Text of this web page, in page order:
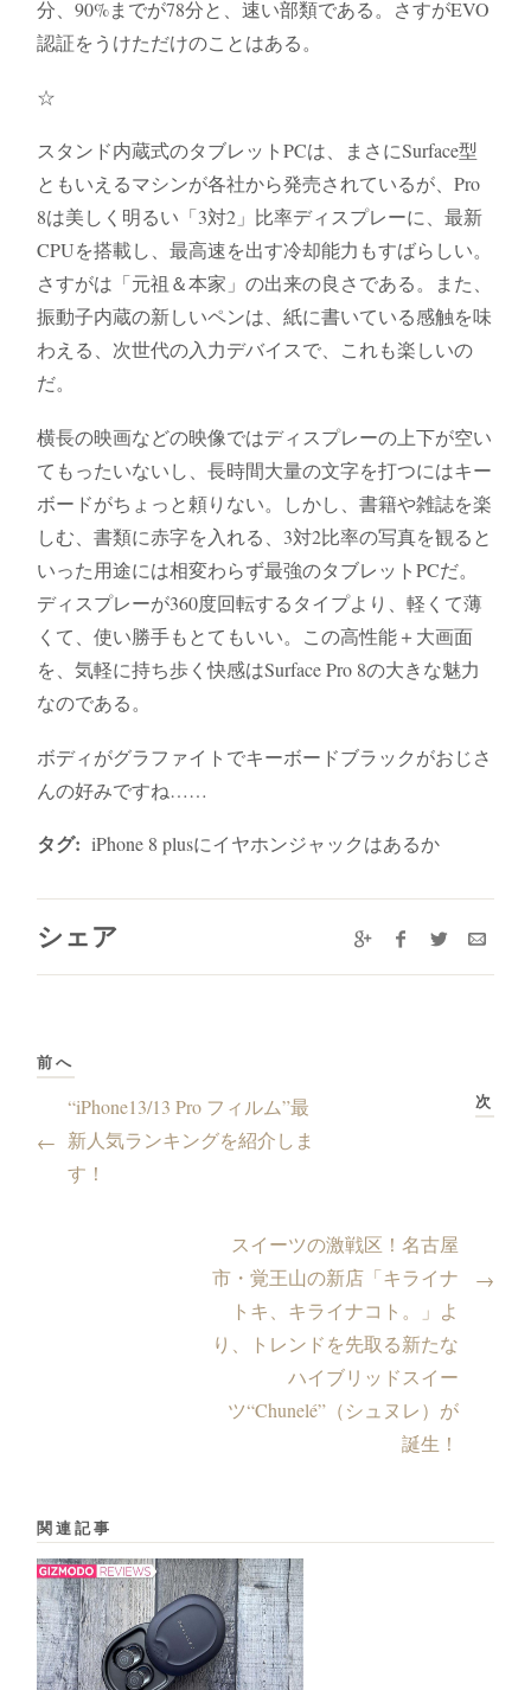
分、90%までが78分と、速い部類である。さすがEVO
認証をうけただけのことはある。
☆
スタンド内蔵式のタブレットPCは、まさにSurface型
ともいえるマシンが各社から発売されているが、Pro
8は美しく明るい「3対2」比率ディスプレーに、最新
CPUを搭載し、最高速を出す冷却能力もすばらしい。
さすがは「元祖＆本家」の出来の良さである。また、
振動子内蔵の新しいペンは、紙に書いている感触を味
わえる、次世代の入力デバイスで、これも楽しいの
だ。
横長の映画などの映像ではディスプレーの上下が空い
てもったいないし、長時間大量の文字を打つにはキー
ボードがちょっと頼りない。しかし、書籍や雑誌を楽
しむ、書類に赤字を入れる、3対2比率の写真を観ると
いった用途には相変わらず最強のタブレットPCだ。
ディスプレーが360度回転するタイプより、軽くて薄
くて、使い勝手もとてもいい。この高性能＋大画面
を、気軽に持ち歩く快感はSurface Pro 8の大きな魅力
なのである。
ボディがグラファイトでキーボードブラックがおじさ
んの好みですね……
タグ: iPhone 8 plusにイヤホンジャックはあるか
シェア
前へ
←
“iPhone13/13 Pro フィルム”最
新人気ランキングを紹介しま
す！
次
スイーツの激戦区！名古屋
市・覚王山の新店「キライナ
トキ、キライナコト。」よ
り、トレンドを先取る新たな
ハイブリッドスイー
ツ“Chunelé”（シュヌレ）が
誕生！
→
関連記事